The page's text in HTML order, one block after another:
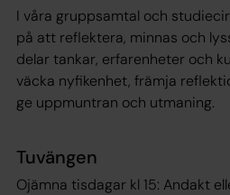
I våra gruppsamtal och
på att reflektera, minnas och
delar tankar, erfarenheter och
väcka nyfikenhet, främja
ge uppmuntran och utmaning.
Tuvängen
Ojämna tisdagar kl 15: Andakt